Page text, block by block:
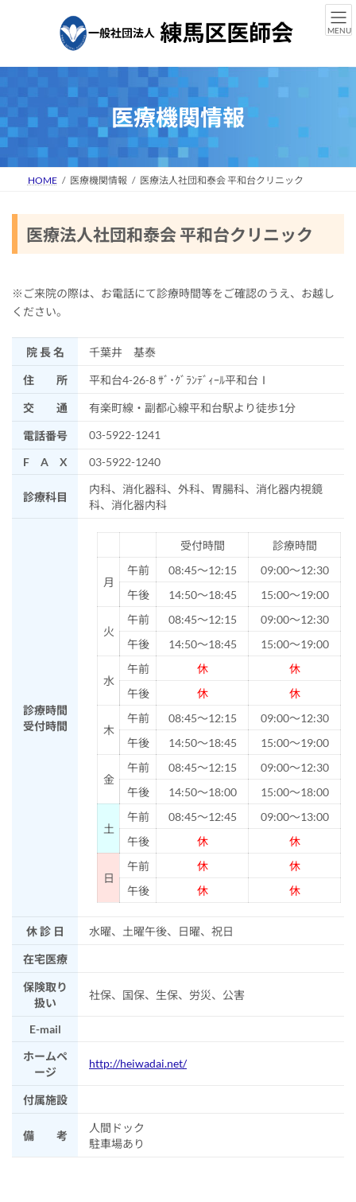
ツ
キ
ッ
プ
シ
に
移
動
医療機関情報
HOME 医療機関情報 医療法人社団和泰会 平和台クリニック
医療法人社団和泰会 平和台クリニック
※ご来院の際は、お電話にて診療時間等をご確認のうえ、お越し
ください。
院 長 名 千葉井 基泰
住 所 平和台4-26-8 ｻﾞ･ｸﾞﾗﾝﾃﾞｨｰﾙ平和台Ⅰ
交 通 有楽町線・副都心線平和台駅より徒歩1分
電話番号
03-5922-1241
F A X
03-5922-1240
診療科目
内科、消化器科、外科、胃腸科、消化器内視鏡
科、消化器内科
診療時間
受付時間
受付時間 診療時間
月
午前 08:45～12:15
09:00～12:30
午後
14:50～18:45 15:00～19:00
火
午前 08:45～12:15
09:00～12:30
午後
14:50～18:45 15:00～19:00
水
午前 休
休
午後
休 休
木
午前 08:45～12:15
09:00～12:30
午後
14:50～18:45 15:00～19:00
金
午前 08:45～12:15
09:00～12:30
午後
14:50～18:00 15:00～18:00
土
午前 08:45～12:45
09:00～13:00
午後
休 休
日
午前 休
休
午後
休 休
休 診 日 水曜、土曜午後、日曜、祝日
在宅医療
保険取り
扱い
社保、国保、生保、労災、公害
E-mail
ホームペ
ージ
http://heiwadai.net/
付属施設
備 考
人間ドック
駐車場あり
MENU